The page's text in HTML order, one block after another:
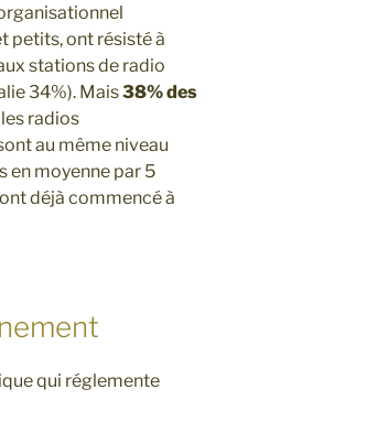
petits, ont résisté à
stations de radio
34%). Mais38% des
radios
au même niveau
en moyenne par 5
déjà commencé à